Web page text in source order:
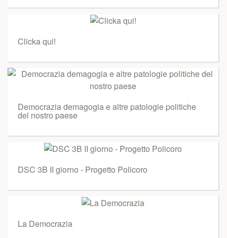
Clicka qui!
Democrazia demagogia e altre patologie politiche
del nostro paese
DSC 3B II giorno - Progetto Policoro
La Democrazia